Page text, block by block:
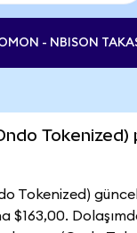
- NBISON
Tokenized)
Tokenized)
$163,00.